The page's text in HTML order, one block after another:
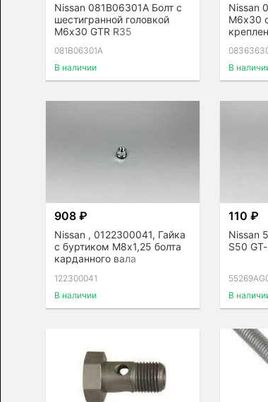
Nissan 081B06301A Болт с
шестигранной головкой
М6х30 GTR R35
081B06301A
В наличии
Nissan
М6х30
В
908 ₽
Nissan , 0122300041, Гайка
с буртиком М8х1,25 болта
карданного вала
122300041
В наличии
110 ₽
Nissan
S50
В